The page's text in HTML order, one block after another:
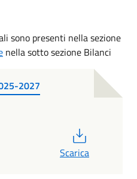
sono presenti nella sezione
nella sotto sezione Bilanci
2027
Scarica